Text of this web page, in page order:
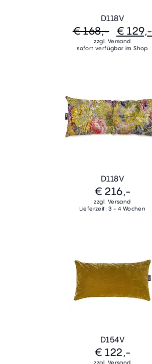
D118V
€ 168,- € 129,-
zzgl. Versand
sofort verfügbar im Shop
D118V
€ 216,-
zzgl. Versand
Lieferzeit: 3 - 4 Wochen
D154V
€ 122,-
zzgl. Versand